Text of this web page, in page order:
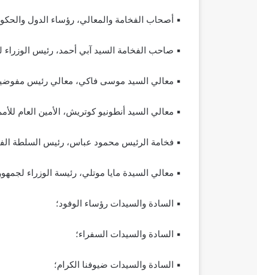
▪ أصحاب الفخامة والمعالي، رؤساء الدول
▪ صاحب الفخامة السيد آبي أحمد، رئيس الوزراء
▪ معالي السيد موسى فاكي، معالي رئيس مفوضية
▪ معالي السيد أنطونيو كوتريش، الأمين العام
▪ فخامة الرئيس محمود عباس، رئيس السلطة
▪ معالي السيدة مايا موتلي، رئيسة الوزراء
▪ السادة والسيدات رؤساء الوفود؛
▪ السادة والسيدات السفراء؛
▪ السادة والسيدات ضيوفنا الكرام؛